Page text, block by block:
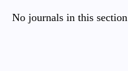
No journals in this section